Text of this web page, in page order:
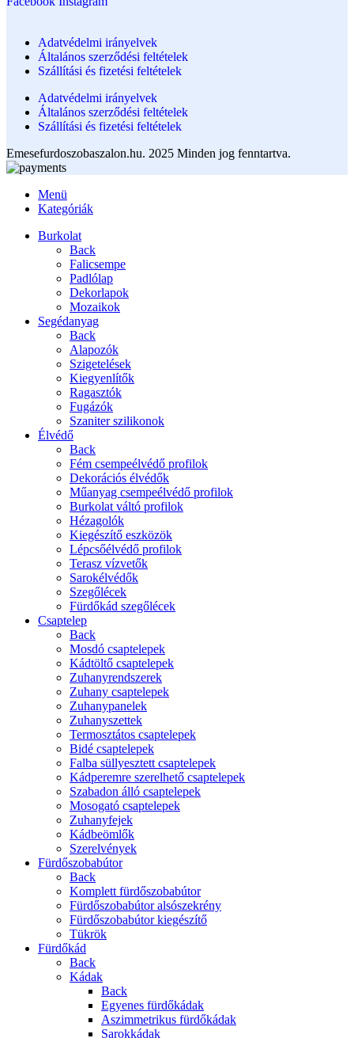
Adatvédelmi irányelvek
Általános szerződési feltételek
Szállítási és fizetési feltételek
Adatvédelmi irányelvek
Általános szerződési feltételek
Szállítási és fizetési feltételek
Emesefurdoszobaszalon.hu. 2025 Minden jog fenntartva.
Menü
Kategóriák
Burkolat
Back
Falicsempe
Padlólap
Dekorlapok
Mozaikok
Segédanyag
Back
Alapozók
Szigetelések
Kiegyenlítők
Ragasztók
Fugázók
Szaniter szilikonok
Élvédő
Back
Fém csempeélvédő profilok
Dekorációs élvédők
Műanyag csempeélvédő profilok
Burkolat váltó profilok
Hézagolók
Kiegészítő eszközök
Lépcsőélvédő profilok
Terasz vízvetők
Sarokélvédők
Szegőlécek
Fürdőkád szegőlécek
Csaptelep
Back
Mosdó csaptelepek
Kádtöltő csaptelepek
Zuhanyrendszerek
Zuhany csaptelepek
Zuhanypanelek
Zuhanyszettek
Termosztátos csaptelepek
Bidé csaptelepek
Falba süllyesztett csaptelepek
Kádperemre szerelhető csaptelepek
Szabadon álló csaptelepek
Mosogató csaptelepek
Zuhanyfejek
Kádbeömlők
Szerelvények
Fürdőszobabútor
Back
Komplett fürdőszobabútor
Fürdőszobabútor alsószekrény
Fürdőszobabútor kiegészítő
Tükrök
Fürdőkád
Back
Kádak
Back
Egyenes fürdőkádak
Aszimmetrikus fürdőkádak
Sarokkádak